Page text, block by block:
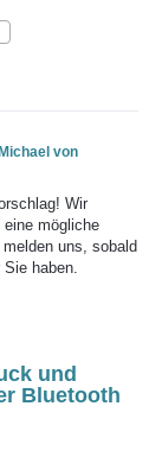
Michael von
Wir
eine mögliche
uns, sobald
haben.
und
Bluetooth